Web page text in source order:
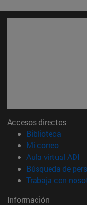
Accesos directos
Biblioteca
Mi correo(abre
Aula virtual ADI
Búsqueda de
Trabaja con
Información